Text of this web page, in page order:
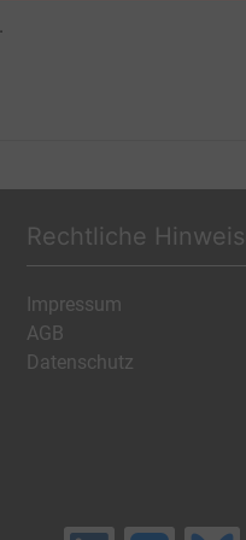
Rechtliche
Impressum
AGB
Datenschutz